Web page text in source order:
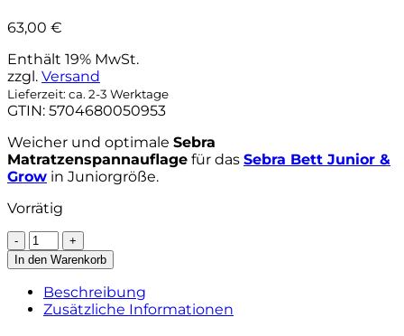
63,00 €
Enthält 19% MwSt.
zzgl. Versand
Lieferzeit: ca. 2-3 Werktage
GTIN: 5704680050953
Weicher und optimale Sebra
Matratzenspannauflage für das Sebra Bett Junior &
Grow in Juniorgröße.
Vorrätig
Sebra
Matratzenspannauflage,
88x162cm
Menge
In den Warenkorb
Beschreibung
Zusätzliche Informationen